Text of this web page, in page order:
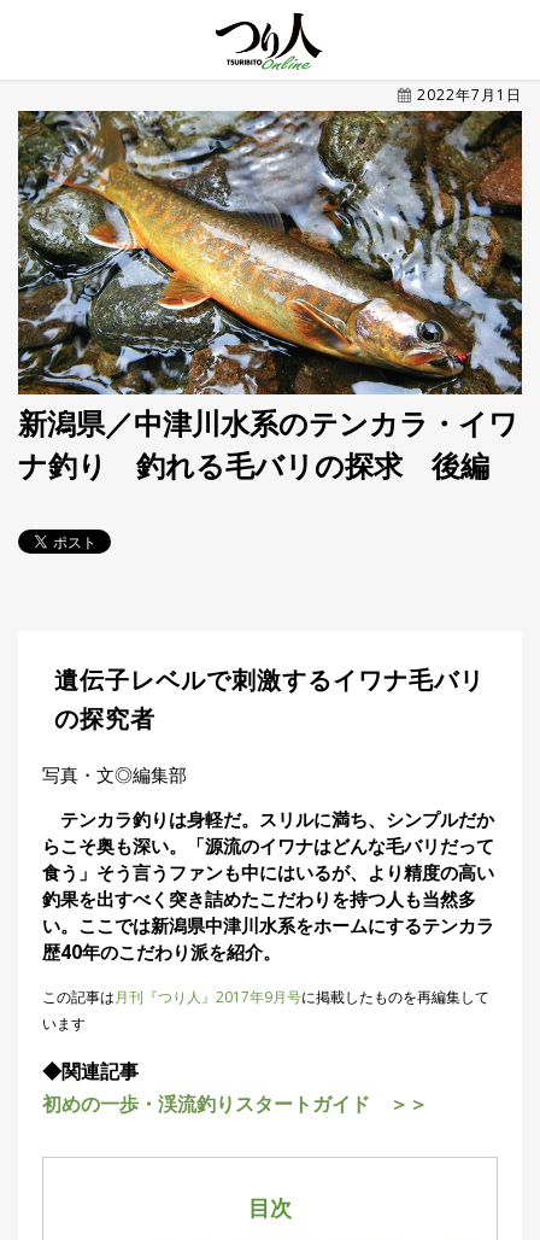
2022年7月1日
新潟県／中津川水系のテンカラ・イワ
ナ釣り 釣れる毛バリの探求 後編
遺伝子レベルで刺激するイワナ毛バリ
の探究者
写真・文◎編集部
テンカラ釣りは身軽だ。スリルに満ち、シンプルだか
らこそ奥も深い。「源流のイワナはどんな毛バリだって
食う」そう言うファンも中にはいるが、より精度の高い
釣果を出すべく突き詰めたこだわりを持つ人も当然多
い。ここでは新潟県中津川水系をホームにするテンカラ
歴40年のこだわり派を紹介。
この記事は月刊『つり人』2017年9月号に掲載したものを再編集して
います
◆関連記事
初めの一歩・渓流釣りスタートガイド ＞＞
目次
ン
ド・
最新
UP
新
着
記
事
No.1
ラ
ン
キ
ン
グ
HOT
釣具
目
的
か
ら
す
›
全
国
お
す
す
め
り
場
編
集